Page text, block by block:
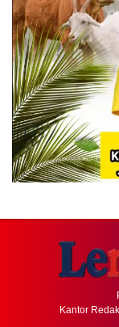
Kantor